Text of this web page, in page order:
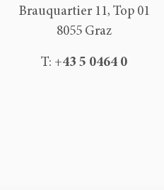
Brauquartier 11, Top 01
8055 Graz
T: +43 5 0464 0